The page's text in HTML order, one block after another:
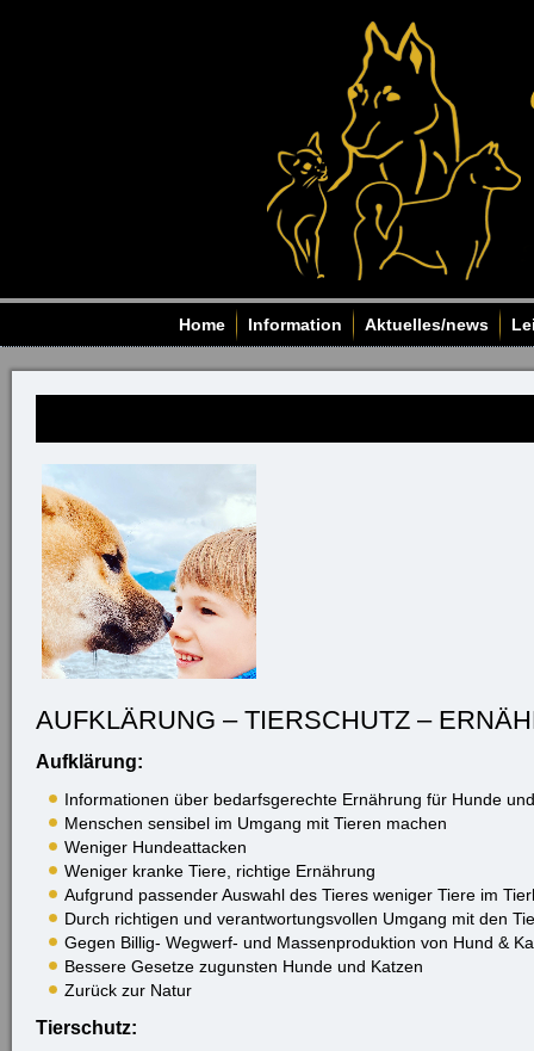
Home Information Aktuelles/news
AUFKLÄRUNG – TIERSCHUTZ –
Aufklärung:
Informationen über bedarfsgerechte Ernährung für Hunde
Menschen sensibel im Umgang mit Tieren machen
Weniger Hundeattacken
Weniger kranke Tiere, richtige Ernährung
Aufgrund passender Auswahl des Tieres weniger Tiere im
Durch richtigen und verantwortungsvollen Umgang mit den
Gegen Billig- Wegwerf- und Massenproduktion von Hund &
Bessere Gesetze zugunsten Hunde und Katzen
Zurück zur Natur
Tierschutz: